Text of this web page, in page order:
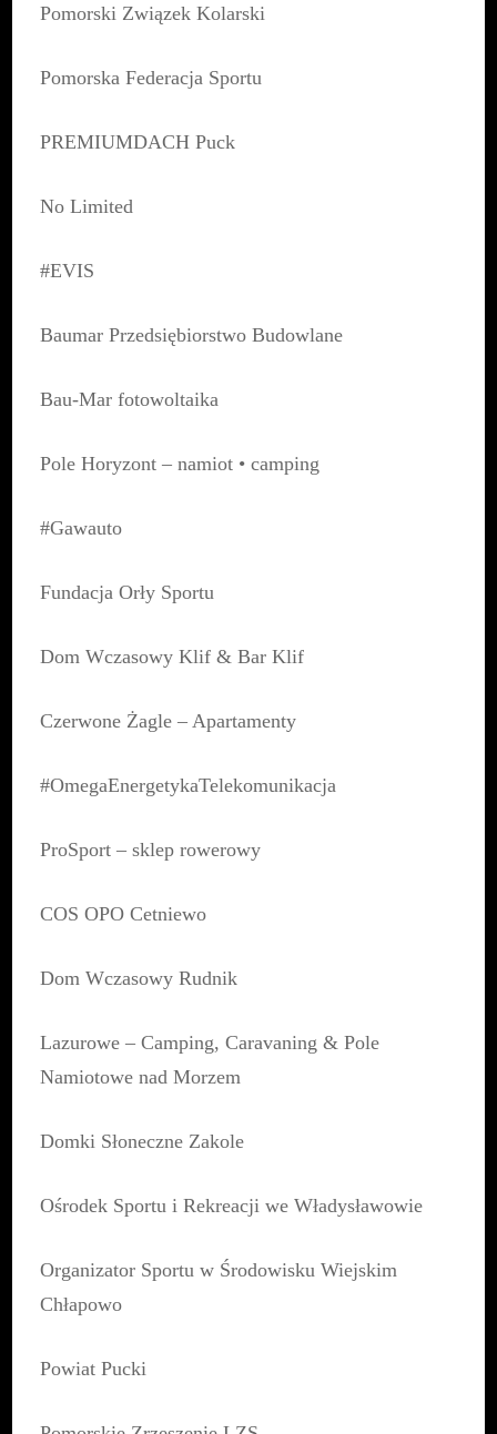
Pomorski Związek Kolarski
Pomorska Federacja Sportu
PREMIUMDACH Puck
No Limited
#EVIS
Baumar Przedsiębiorstwo Budowlane
Bau-Mar fotowoltaika
Pole Horyzont – namiot • camping
#Gawauto
Fundacja Orły Sportu
Dom Wczasowy Klif & Bar Klif
Czerwone Żagle – Apartamenty
#OmegaEnergetykaTelekomunikacja
ProSport – sklep rowerowy
COS OPO Cetniewo
Dom Wczasowy Rudnik
Lazurowe – Camping, Caravaning & Pole
Namiotowe nad Morzem
Domki Słoneczne Zakole
Ośrodek Sportu i Rekreacji we Władysławowie
Organizator Sportu w Środowisku Wiejskim
Chłapowo
Powiat Pucki